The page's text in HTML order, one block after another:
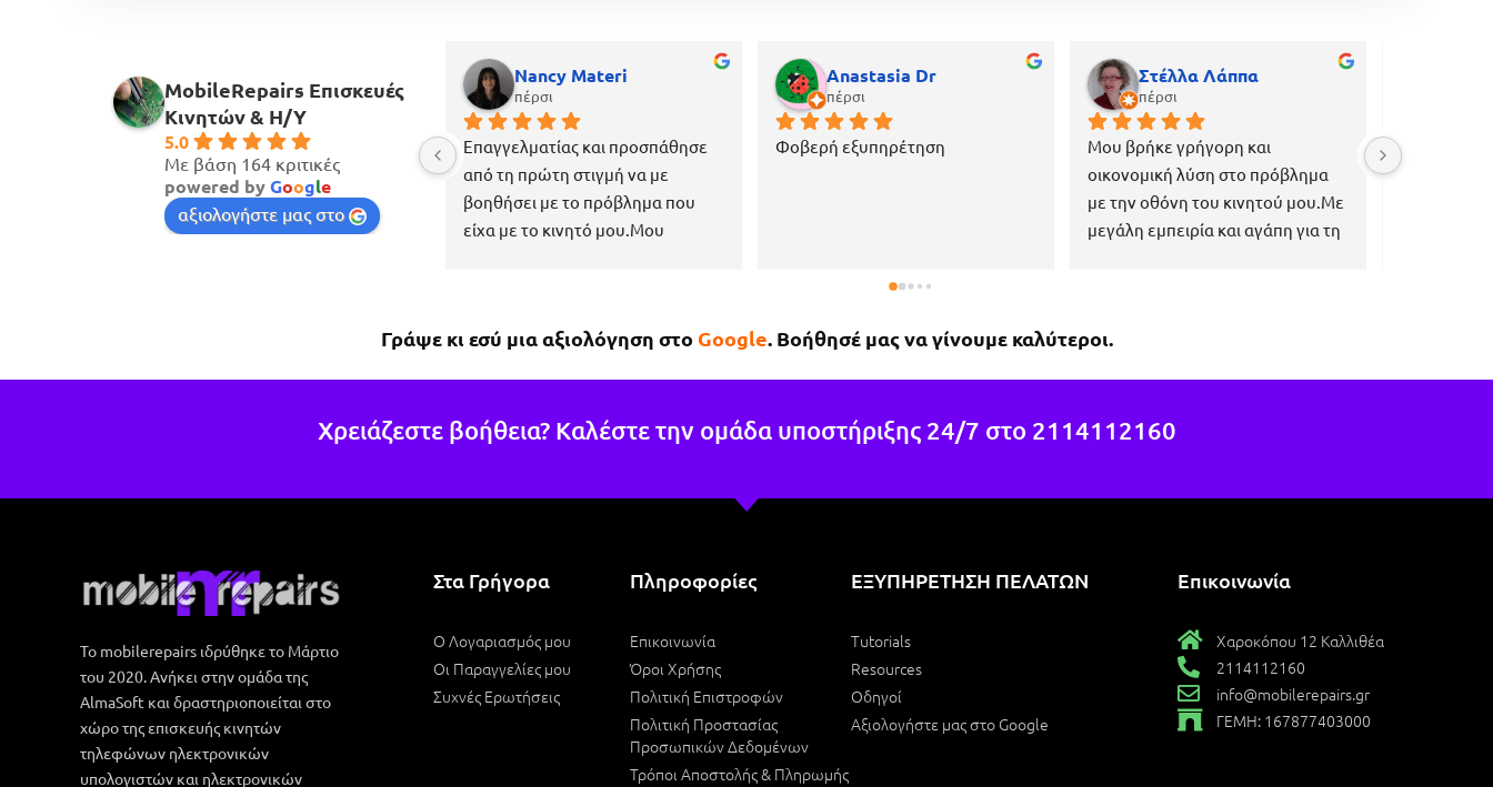
MobileRepairs Επισκευές
Κινητών & H/Y
5.0
Με βάση 164 κριτικές
powered byGoogle
αξιολογήστε μας στο
Nancy Materi
πέρσι
Επαγγελματίας και προσπάθησε
από τη πρώτη στιγμή να με
βοηθήσει με το πρόβλημα που
είχα με το κινητό μου.Μου
περίμενε στο μαγαζί για να πάρω
δουλειά μου !Εάν χρειαστώ κάτι
άλλο θα επιστρέψω σίγουρα.
Anastasia Dr
πέρσι
Φοβερή εξυπηρέτηση
Στέλλα Λάππα
πέρσι
Μου βρήκε γρήγορη και
οικονομική λύση στο πρόβλημα
με την οθόνη του κινητού μου.Με
μεγάλη εμπειρία και αγάπη για τη
μετακίνηση με τη συγκοινωνία,
Εξαιρετική
Γράψε κι εσύ μια αξιολόγηση στο Google. Βοήθησέ μας να γίνουμε καλύτεροι.
Χρειάζεστε βοήθεια? Καλέστε την ομάδα υποστήριξης 24/7 στο 2114112160
Το mobilerepairs ιδρύθηκε το Μάρτιο
του 2020. Ανήκει στην ομάδα της
AlmaSoft και δραστηριοποιείται στο
χώρο της επισκευής κινητών
τηλεφώνων ηλεκτρονικών
υπολογιστών και ηλεκτρονικών
Στα Γρήγορα
Ο Λογαριασμός μου
Οι Παραγγελίες μου
Συχνές Ερωτήσεις
Πληροφορίες
Επικοινωνία
Όροι Χρήσης
Πολιτική Επιστροφών
Πολιτική Προστασίας
Προσωπικών Δεδομένων
Τρόποι Αποστολής & Πληρωμής
ΕΞΥΠΗΡΕΤΗΣΗ ΠΕΛΑΤΩΝ
Tutorials
Resources
Οδηγοί
Αξιολογήστε μας στο Google
Επικοινωνία
Χαροκόπου 12 Καλλιθέα
2114112160
info@mobilerepairs.gr
ΓΕΜΗ: 167877403000